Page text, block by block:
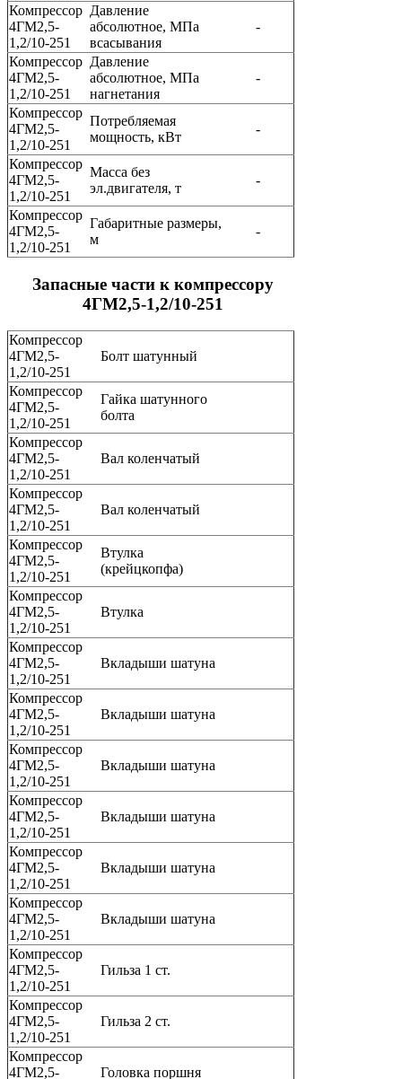
Компрессор
4ГМ2,5-
1,2/10-251
Давление
абсолютное, МПа
всасывания
-
Компрессор
4ГМ2,5-
1,2/10-251
Давление
абсолютное, МПа
нагнетания
-
Компрессор
4ГМ2,5-
1,2/10-251
Потребляемая
мощность, кВт
-
Компрессор
4ГМ2,5-
1,2/10-251
Масса без
эл.двигателя, т
-
Компрессор
4ГМ2,5-
1,2/10-251
Габаритные размеры,
м
-
Запасные части к компрессору
4ГМ2,5-1,2/10-251
Компрессор
4ГМ2,5-
1,2/10-251
Болт шатунный
Компрессор
4ГМ2,5-
1,2/10-251
Гайка шатунного
болта
Компрессор
4ГМ2,5-
1,2/10-251
Вал коленчатый
Компрессор
4ГМ2,5-
1,2/10-251
Вал коленчатый
Компрессор
4ГМ2,5-
1,2/10-251
Втулка
(крейцкопфа)
Компрессор
4ГМ2,5-
1,2/10-251
Втулка
Компрессор
4ГМ2,5-
1,2/10-251
Вкладыши шатуна
Компрессор
4ГМ2,5-
1,2/10-251
Вкладыши шатуна
Компрессор
4ГМ2,5-
1,2/10-251
Вкладыши шатуна
Компрессор
4ГМ2,5-
1,2/10-251
Вкладыши шатуна
Компрессор
4ГМ2,5-
1,2/10-251
Вкладыши шатуна
Компрессор
4ГМ2,5-
1,2/10-251
Вкладыши шатуна
Компрессор
4ГМ2,5-
1,2/10-251
Гильза 1 ст.
Компрессор
4ГМ2,5-
1,2/10-251
Гильза 2 ст.
Компрессор
4ГМ2,5-
Головка поршня